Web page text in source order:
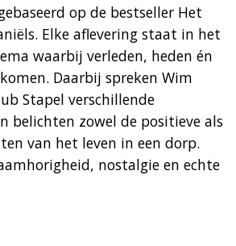
op de bestseller Het
Elke aflevering staat in het
waarbij verleden, heden én
Daarbij spreken Wim
Stapel verschillende
belichten zowel de positieve als
van het leven in een dorp.
nostalgie en echte